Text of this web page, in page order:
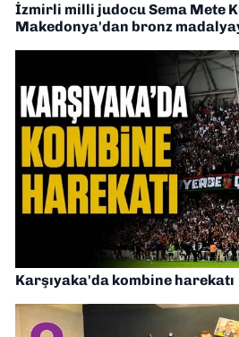
İzmirli milli judocu Sema Mete
Makedonya'dan bronz
Karşıyaka'da kombine harekatı